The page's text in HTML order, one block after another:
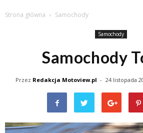
Strona główna Samochody
Samochody
Samochody
Przez Redakcja Motoview.pl - 24 listopada